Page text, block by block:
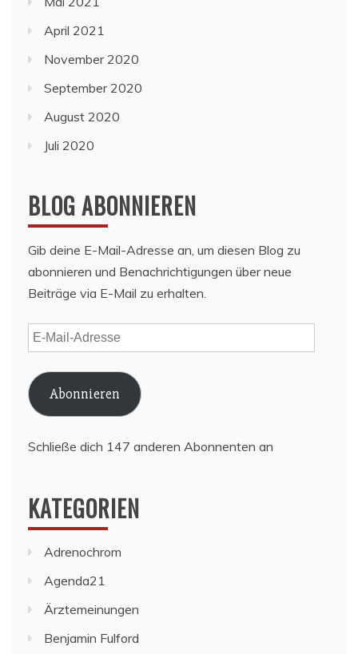
April 2021
November 2020
September 2020
August 2020
Juli 2020
BLOG ABONNIEREN
Gib deine E-Mail-Adresse an, um diesen Blog zu
abonnieren und Benachrichtigungen über neue
Beiträge via E-Mail zu erhalten.
E-
Mail-
Adresse
Abonnieren
Schließe dich 147 anderen Abonnenten an
KATEGORIEN
Adrenochrom
Agenda21
Ärztemeinungen
Benjamin Fulford